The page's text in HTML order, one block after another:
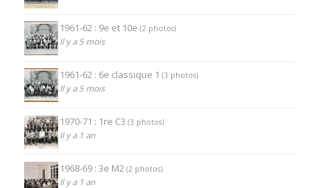
1961-62 : 9e et 10e (2 photos)
Il y a 5 mois
1961-62 : 6e classique 1 (3 photos)
Il y a 5 mois
1970-71 : 1re C3 (3 photos)
Il y a 1 an
1968-69 : 3e M2 (2 photos)
Il y a 1 an